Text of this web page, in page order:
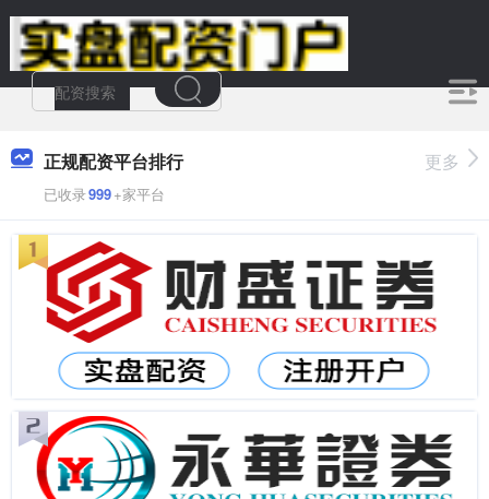
正规配资平台排行
已收录999+家平台
更多